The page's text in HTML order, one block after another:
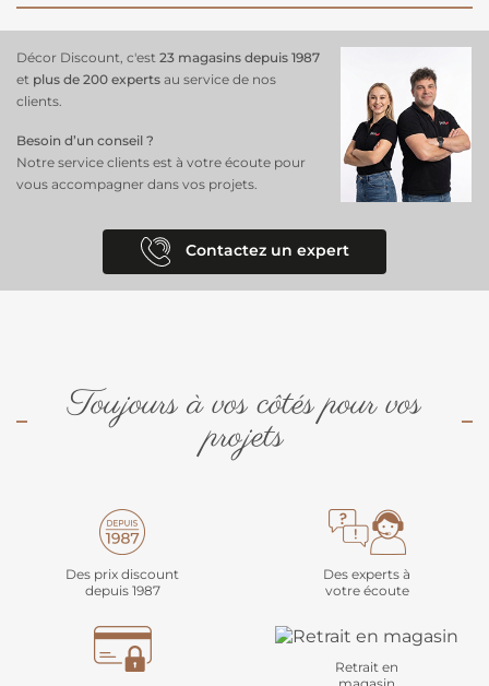
Décor Discount, c'est 23 magasins depuis 1987
et plus de 200 experts au service de nos
clients.
Besoin d’un conseil ?
Notre service clients est à votre écoute pour
vous accompagner dans vos projets.
Contactez un expert
Toujours à vos côtés pour vos
projets
Des prix discount
depuis 1987
Des experts à
votre écoute
Retrait en